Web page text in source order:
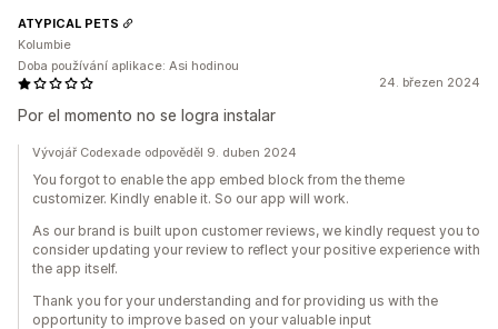
24. březen 2024
Por el momento no se logra instalar
ATYPICAL PETS
Kolumbie
Doba používání aplikace: Asi hodinou
Vývojář Codexade odpověděl 9. duben 2024
You forgot to enable the app embed block from the theme
customizer. Kindly enable it. So our app will work.
As our brand is built upon customer reviews, we kindly request you to
consider updating your review to reflect your positive experience with
the app itself.
Thank you for your understanding and for providing us with the
opportunity to improve based on your valuable input